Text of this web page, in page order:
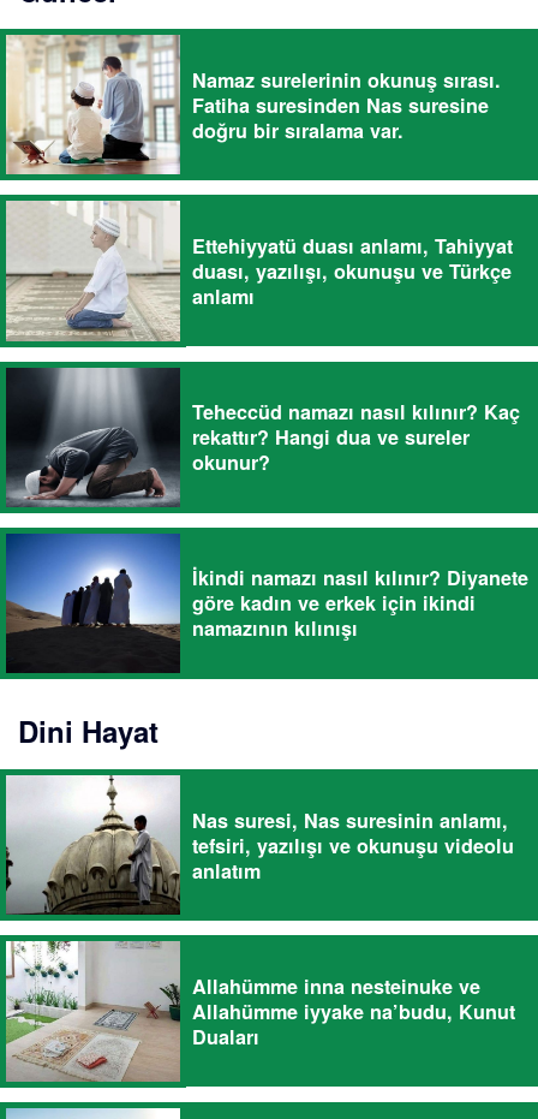
Namaz surelerinin okunuş sırası.
Fatiha suresinden Nas suresine
doğru bir sıralama var.
Ettehiyyatü duası anlamı, Tahiyyat
duası, yazılışı, okunuşu ve Türkçe
anlamı
Teheccüd namazı nasıl kılınır? Kaç
rekattır? Hangi dua ve sureler
okunur?
İkindi namazı nasıl kılınır? Diyanete
göre kadın ve erkek için ikindi
namazının kılınışı
Dini Hayat
Nas suresi, Nas suresinin anlamı,
tefsiri, yazılışı ve okunuşu videolu
anlatım
Allahümme inna nesteinuke ve
Allahümme iyyake na’budu, Kunut
Duaları